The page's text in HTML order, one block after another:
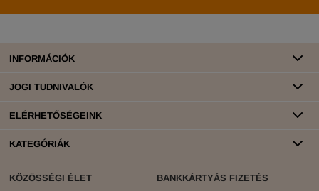
INFORMÁCIÓK
JOGI TUDNIVALÓK
ELÉRHETŐSÉGEINK
KATEGÓRIÁK
KÖZÖSSÉGI ÉLET BANKKÁRTYÁS FIZETÉS